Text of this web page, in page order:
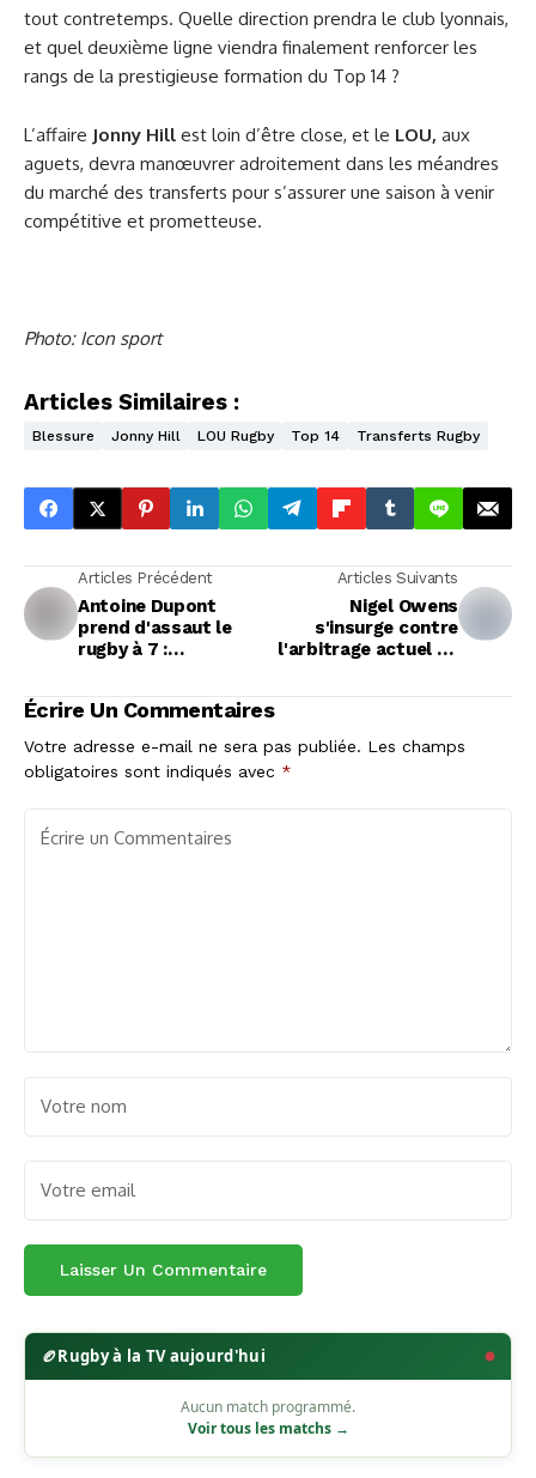
tout contretemps. Quelle direction prendra le club lyonnais,
et quel deuxième ligne viendra finalement renforcer les
rangs de la prestigieuse formation du Top 14 ?
L’affaire Jonny Hill est loin d’être close, et le LOU, aux
aguets, devra manœuvrer adroitement dans les méandres
du marché des transferts pour s’assurer une saison à venir
compétitive et prometteuse.
Photo: Icon sport
Articles Similaires :
Blessure Jonny Hill LOU Rugby Top 14 Transferts Rugby
Articles Précédent
Antoine Dupont
prend d'assaut le
rugby à 7 :
grandes étapes
Articles Suivants
Nigel Owens
s'insurge contre
l'arbitrage actuel du
Écrire Un Commentaires
Votre adresse e-mail ne sera pas publiée. Les champs
obligatoires sont indiqués avec *
🏉Rugby à la TV aujourd'hui
Aucun match programmé.
Voir tous les matchs →